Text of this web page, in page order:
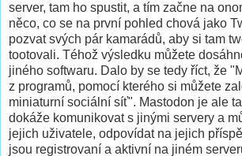
server, tam ho spustit, a tím začne na
něco, co se na první pohled chová jako
pozvat svých pár kamarádů, aby si tam
tootovali. Téhož výsledku můžete
jiného softwaru. Dalo by se tedy říct, že
z programů, pomocí kterého si můžete
miniaturní sociální síť". Mastodon je ale
dokáže komunikovat s jinými servery a
jejich uživatele, odpovídat na jejich
jsou registrovaní a aktivní na jiném